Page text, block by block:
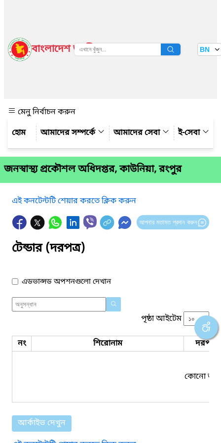
বাংলাদেশ জাতীয় তথ্য বাতায়ন BN
মেনু নির্বাচন করুন
আমাদের সম্পর্কে
আমাদের সেবা ই-সেবা
জনস্বাস্থ্য প্রকৌশল অধিদপ্তর, কাউনিয়া, রংপুর
এই কনটেন্টটি শেয়ার করতে ক্লিক করুন
আপনার মতামত প্রদান করুন
টেন্ডার (দরপত্র)
এডভান্সড অপশনগুলো দেখান
পৃষ্ঠা আইটেম
নং শিরোনাম দরপত্র
কোনো তথ্য
আর্কাইভ দেখুন